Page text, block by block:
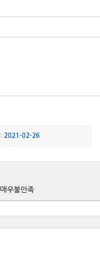
: 2021-02-26
매우불만족